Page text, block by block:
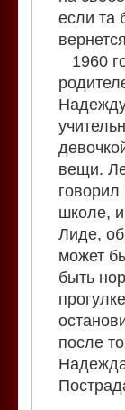
если та
1960
вещи.
школе,
Лиде,
может
быть
после